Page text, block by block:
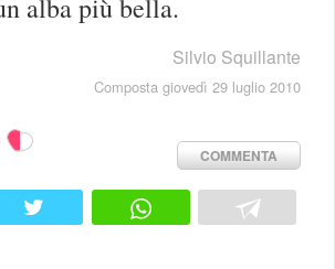
alba più bella.
Silvio Squillante
Composta giovedì 29 luglio 2010
COMMENTA